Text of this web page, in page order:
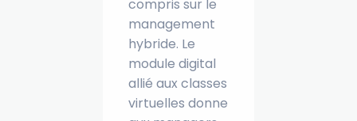
compris sur le
management
hybride. Le
module digital
allié aux classes
virtuelles donne